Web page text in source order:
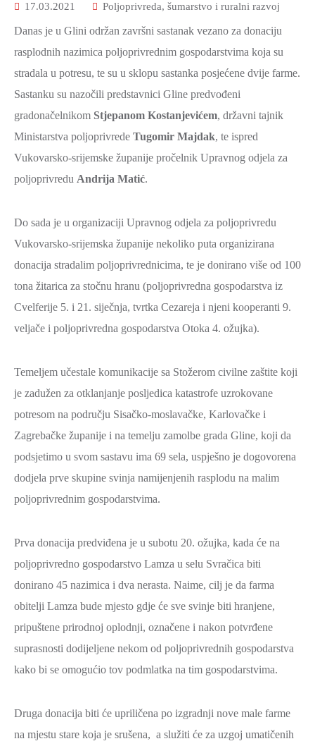
17.03.2021 Poljoprivreda, šumarstvo i ruralni razvoj
Danas je u Glini održan završni sastanak vezano za donaciju
rasplodnih nazimica poljoprivrednim gospodarstvima koja su
stradala u potresu, te su u sklopu sastanka posjećene dvije farme.
Sastanku su nazočili predstavnici Gline predvođeni
gradonačelnikom Stjepanom Kostanjevićem, državni tajnik
Ministarstva poljoprivrede Tugomir Majdak, te ispred
Vukovarsko-srijemske županije pročelnik Upravnog odjela za
poljoprivredu Andrija Matić.
Do sada je u organizaciji Upravnog odjela za poljoprivredu
Vukovarsko-srijemska županije nekoliko puta organizirana
donacija stradalim poljoprivrednicima, te je donirano više od 100
tona žitarica za stočnu hranu (poljoprivredna gospodarstva iz
Cvelferije 5. i 21. siječnja, tvrtka Cezareja i njeni kooperanti 9.
veljače i poljoprivredna gospodarstva Otoka 4. ožujka).
Temeljem učestale komunikacije sa Stožerom civilne zaštite koji
je zadužen za otklanjanje posljedica katastrofe uzrokovane
potresom na području Sisačko-moslavačke, Karlovačke i
Zagrebačke županije i na temelju zamolbe grada Gline, koji da
podsjetimo u svom sastavu ima 69 sela, uspješno je dogovorena
dodjela prve skupine svinja namijenjenih rasplodu na malim
poljoprivrednim gospodarstvima.
Prva donacija predviđena je u subotu 20. ožujka, kada će na
poljoprivredno gospodarstvo Lamza u selu Svračica biti
donirano 45 nazimica i dva nerasta. Naime, cilj je da farma
obitelji Lamza bude mjesto gdje će sve svinje biti hranjene,
pripuštene prirodnoj oplodnji, označene i nakon potvrđene
suprasnosti dodijeljene nekom od poljoprivrednih gospodarstva
kako bi se omogućio tov podmlatka na tim gospodarstvima.
Druga donacija biti će upriličena po izgradnji nove male farme
na mjestu stare koja je srušena, a služiti će za uzgoj umatičenih